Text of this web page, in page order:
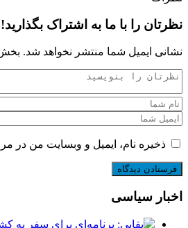
نظرتان را با ما به اشتراک بگذارید!
نشانی ایمیل شما منتشر نخواهد شد.
ذخیره نام، ایمیل و وبسایت من در
اخبار سیاسی